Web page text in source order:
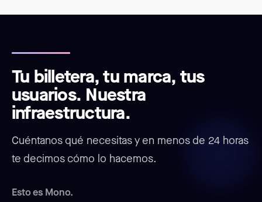
Tu billetera, tu marca, tus
usuarios. Nuestra
infraestructura.
Cuéntanos qué necesitas y en menos de 24 horas
te decimos cómo lo hacemos.
Esto es Mono.